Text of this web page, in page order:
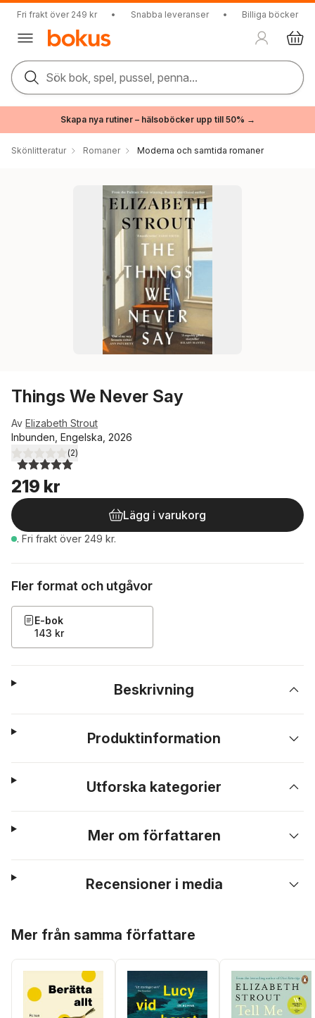
Fri frakt över 249 kr • Snabba leveranser • Billiga böcker
Sök bok, spel, pussel, penna...
Skapa nya rutiner – hälsoböcker upp till 50% →
Skönlitteratur Romaner Moderna och samtida romaner
Things We Never Say
Av Elizabeth Strout
Inbunden, Engelska, 2026
5,0utav 5 stjärnor. Totalt antal röster:
(2)
219 kr
Lägg i varukorg
. Fri frakt över 249 kr.
Fler format och utgåvor
E-bok
143 kr
Beskrivning
Produktinformation
Utforska kategorier
Mer om författaren
Recensioner i media
Mer från samma författare